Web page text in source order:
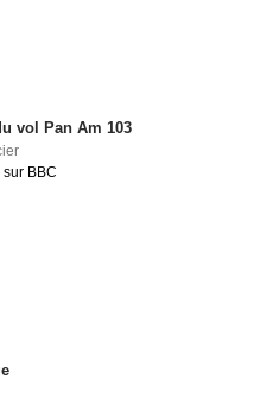
vol Pan Am 103
BBC